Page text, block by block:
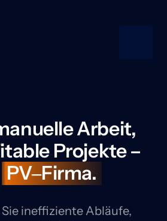
Arbeit,
Projekte –
PV‒Firma.
ineffiziente Abläufe,